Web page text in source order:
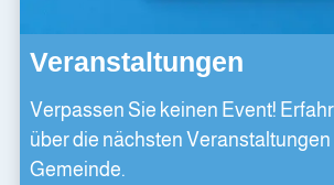
Veranstaltungen
Verpassen Sie keinen Event!
über die nächsten Veranstaltungen
Gemeinde.